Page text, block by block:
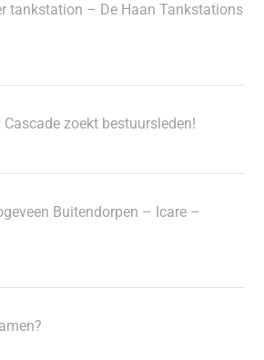
tankstation – De Haan Tankstations
zoekt bestuursleden!
Buitendorpen – Icare –